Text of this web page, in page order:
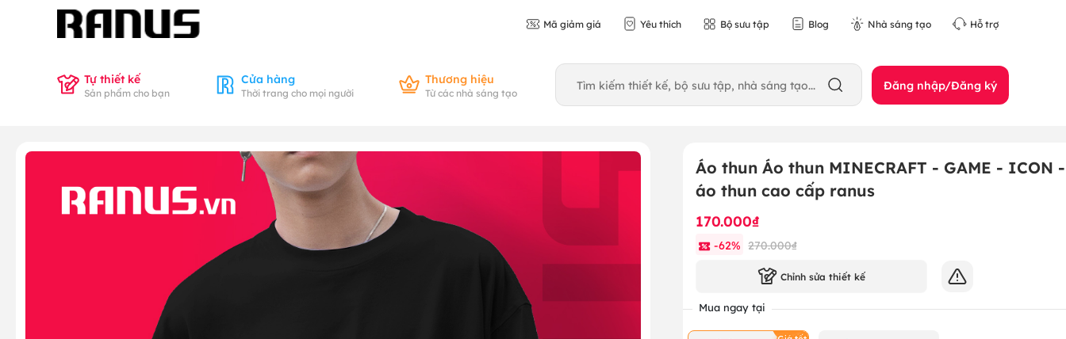
Mã giảm giá Yêu thích Bộ sưu tập Blog Nhà sáng tạo Hỗ trợ
Tự thiết kế
Sản phẩm cho bạn
Cửa hàng
Thời trang cho mọi người
Thương hiệu
Từ các nhà sáng tạo Đăng nhập/Đăng ký
Áo thun Áo thun MINECRAFT - GAME - ICON -
áo thun cao cấp ranus
170.000₫
-62% 270.000₫
Chỉnh sửa thiết kế
Mua ngay tại